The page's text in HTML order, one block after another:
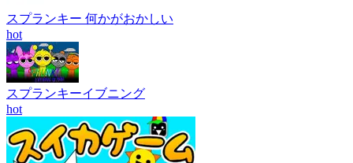
スプランキー 何かがおかしい
hot
スプランキーイブニング
hot